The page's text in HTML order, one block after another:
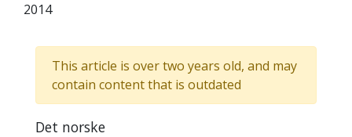
2014
This article is over two years old, and may
contain content that is outdated
Det norske